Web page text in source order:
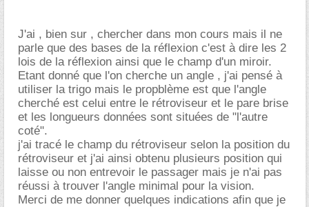
J'ai , bien sur , chercher dans mon cours mais il ne
parle que des bases de la réflexion c'est à dire les 2
lois de la réflexion ainsi que le champ d'un miroir.
Etant donné que l'on cherche un angle , j'ai pensé à
utiliser la trigo mais le propblème est que l'angle
cherché est celui entre le rétroviseur et le pare brise
et les longueurs données sont situées de "l'autre
coté".
j'ai tracé le champ du rétroviseur selon la position du
rétroviseur et j'ai ainsi obtenu plusieurs position qui
laisse ou non entrevoir le passager mais je n'ai pas
réussi à trouver l'angle minimal pour la vision.
Merci de me donner quelques indications afin que je